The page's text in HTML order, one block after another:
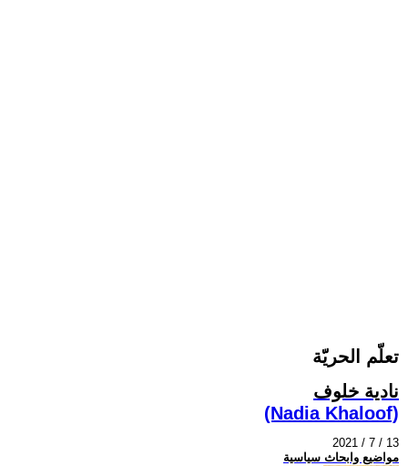
تعلّم الحريّة
نادية خلوف
(Nadia Khaloof)
2021 / 7 / 13
مواضيع وابحاث سياسية